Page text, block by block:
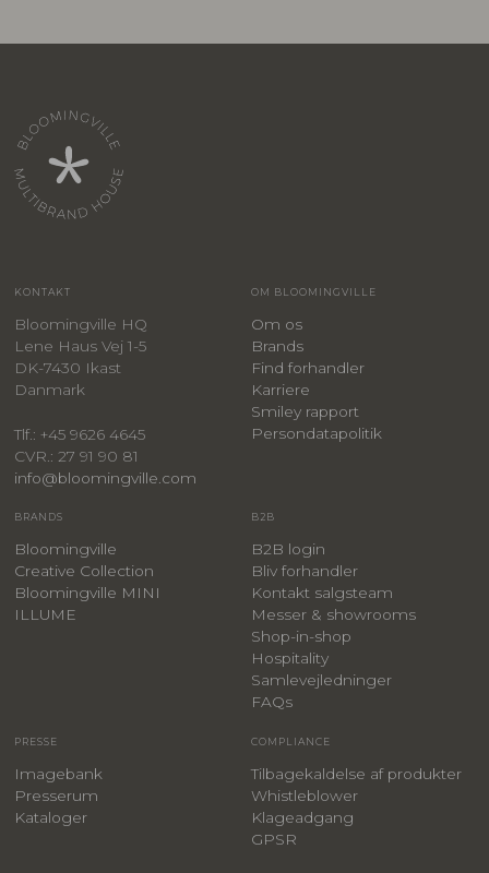
KONTAKT
Bloomingville HQ
Lene Haus Vej 1-5
DK-7430 Ikast
Danmark
Tlf.: +45 9626 4645
CVR.: 27 91 90 81
info@bloomingville.com
OM BLOOMINGVILLE
Om os
Brands
Find forhandler
Karriere
Smiley rapport
Persondatapolitik
BRANDS
Bloomingville
Creative Collection
Bloomingville MINI
ILLUME
B2B
B2B login
Bliv forhandler
Kontakt salgsteam
Messer & showrooms
Shop-in-shop
Hospitality
Samlevejledninger
FAQs
PRESSE
Imagebank
Presserum
Kataloger
COMPLIANCE
Tilbagekaldelse af produkter
Whistleblower
Klageadgang
GPSR